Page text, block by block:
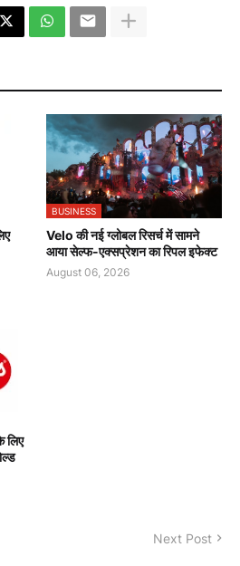
BUSINESS
Velo की नई ग्लोबल रिसर्च में सामने
आया सेल्फ-एक्सप्रेशन का रिपल इफेक्ट
August 06, 2026
लिए
Next Post